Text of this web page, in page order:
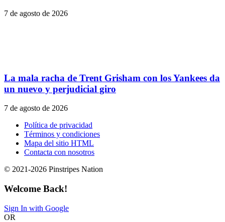
7 de agosto de 2026
La mala racha de Trent Grisham con los Yankees da
un nuevo y perjudicial giro
7 de agosto de 2026
Política de privacidad
Términos y condiciones
Mapa del sitio HTML
Contacta con nosotros
© 2021-2026 Pinstripes Nation
Welcome Back!
Sign In with Google
OR